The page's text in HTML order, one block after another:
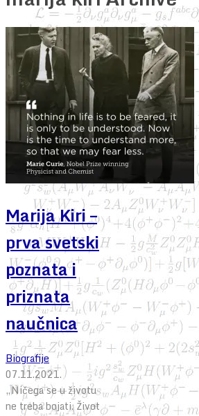
Marija Kiri –
prva svetski
poznata i
priznata
naučnica
Biografije
07.11.2021.
„Ničega se u životu
ne treba bojati. Život